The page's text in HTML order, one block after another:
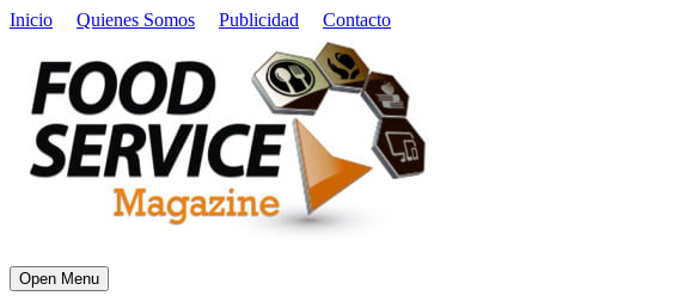
Inicio Quienes Somos Publicidad Contacto
Open Menu